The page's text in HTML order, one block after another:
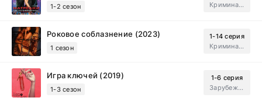
1-2 сезон
Криминал, Драма
Роковое соблазнение (2023)
1 сезон
1-14 серия
Криминал, Мистический, Триллер, Драма
Игра ключей (2019)
1-3 сезон
1-6 серия
Зарубежный, Мелодрама, Драма